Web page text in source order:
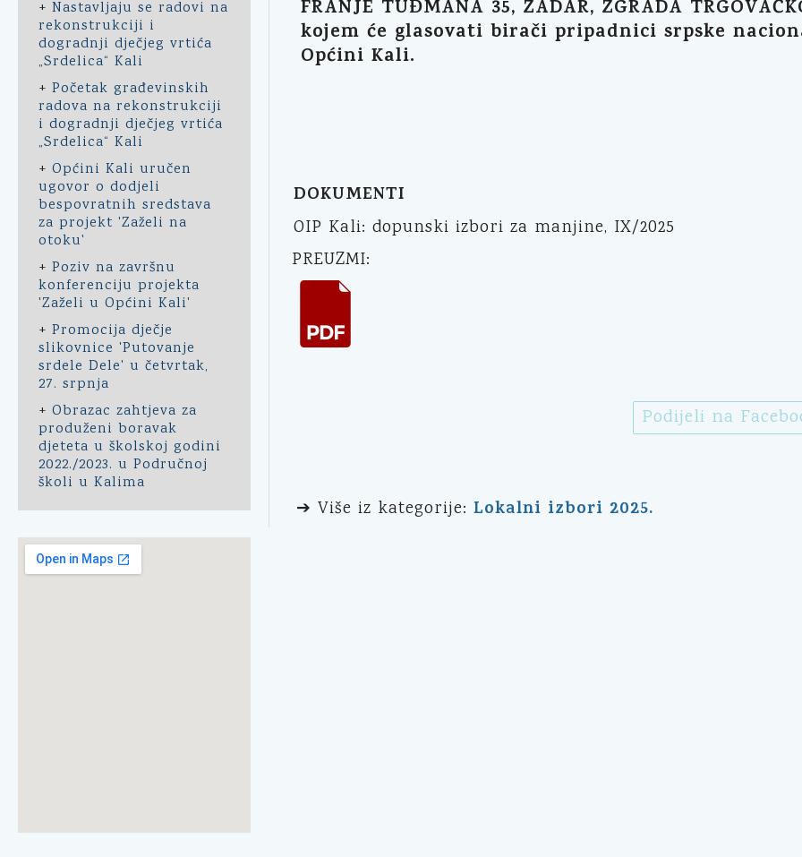
+ Nastavljaju se radovi na
rekonstrukciji i
dogradnji dječjeg vrtića
„Srdelica“ Kali
+ Početak građevinskih
radova na rekonstrukciji
i dogradnji dječjeg vrtića
„Srdelica“ Kali
+ Općini Kali uručen
ugovor o dodjeli
bespovratnih sredstava
za projekt 'Zaželi na
otoku'
+ Poziv na završnu
konferenciju projekta
'Zaželi u Općini Kali'
+ Promocija dječje
slikovnice 'Putovanje
srdele Dele' u četvrtak,
27. srpnja
+ Obrazac zahtjeva za
produženi boravak
djeteta u školskoj godini
2022./2023. u Područnoj
školi u Kalima
FRANJE TUĐMANA 35, ZADAR, ZGRADA
kojem će glasovati birači pripadnici srpske
Općini Kali.
DOKUMENTI
OIP Kali: dopunski izbori za manjine, IX/2025
PREUZMI:
Podijeli na
➔ Više iz kategorije: Lokalni izbori 2025.